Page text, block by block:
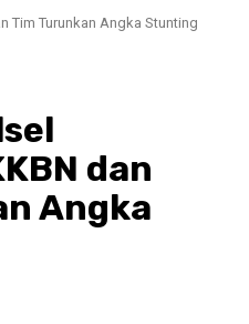
Tim Turunkan Angka Stunting
dan
Angka